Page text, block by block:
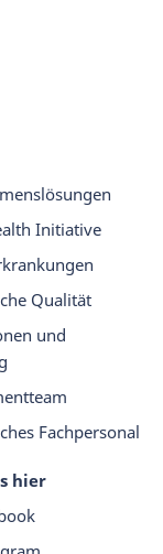
Initiative
Qualität
und
Fachpersonal
hier